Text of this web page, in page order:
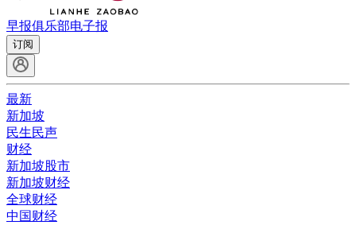
早报俱乐部电子报
订阅
最新
新加坡
民生民声
财经
新加坡股市
新加坡财经
全球财经
中国财经